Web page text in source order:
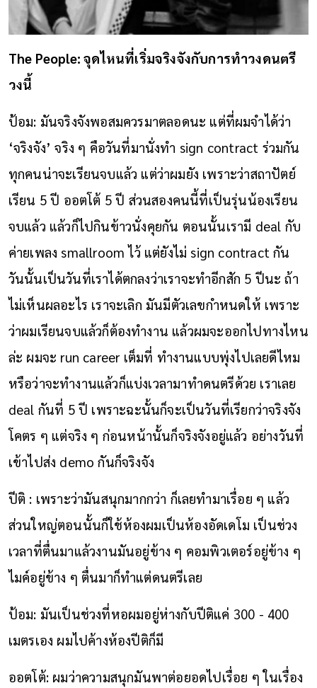
The People: จุดไหนที่เริ่มจริงจังกับการทำวงดนตรี
วงนี้
ป้อม: มันจริงจังพอสมควรมาตลอดนะ แต่ที่ผมจำได้ว่า
‘จริงจัง’ จริง ๆ คือวันที่มานั่งทำ sign contract ร่วมกัน
ทุกคนน่าจะเรียนจบแล้ว แต่ว่าผมยัง เพราะว่าสถาปัตย์
เรียน 5 ปี ออตโต้ 5 ปี ส่วนสองคนนี้ที่เป็นรุ่นน้องเรียน
จบแล้ว แล้วก็ไปกินข้าวนั่งคุยกัน ตอนนั้นเรามี deal กับ
ค่ายเพลง smallroom ไว้ แต่ยังไม่ sign contract กัน
วันนั้นเป็นวันที่เราได้ตกลงว่าเราจะทำอีกสัก 5 ปีนะ ถ้า
ไม่เห็นผลอะไร เราจะเลิก มันมีตัวเลขกำหนดให้ เพราะ
ว่าผมเรียนจบแล้วก็ต้องทำงาน แล้วผมจะออกไปทางไหน
ล่ะ ผมจะ run career เต็มที่ ทำงานแบบพุ่งไปเลยดีไหม
หรือว่าจะทำงานแล้วก็แบ่งเวลามาทำดนตรีด้วย เราเลย
deal กันที่ 5 ปี เพราะฉะนั้นก็จะเป็นวันที่เรียกว่าจริงจัง
โคตร ๆ แต่จริง ๆ ก่อนหน้านั้นก็จริงจังอยู่แล้ว อย่างวันที่
เข้าไปส่ง demo กันก็จริงจัง
ปีติ : เพราะว่ามันสนุกมากกว่า ก็เลยทำมาเรื่อย ๆ แล้ว
ส่วนใหญ่ตอนนั้นก็ใช้ห้องผมเป็นห้องอัดเดโม เป็นช่วง
เวลาที่ตื่นมาแล้วงานมันอยู่ข้าง ๆ คอมพิวเตอร์อยู่ข้าง ๆ
ไมค์อยู่ข้าง ๆ ตื่นมาก็ทำแต่ดนตรีเลย
ป้อม: มันเป็นช่วงที่หอผมอยู่ห่างกับปีติแค่ 300 - 400
เมตรเอง ผมไปค้างห้องปีติก็มี
ออตโต้: ผมว่าความสนุกมันพาต่อยอดไปเรื่อย ๆ ในเรื่อง